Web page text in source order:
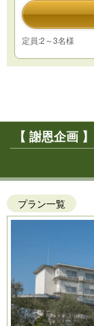
定員:2～3名様
【 謝恩企画
プラン一覧